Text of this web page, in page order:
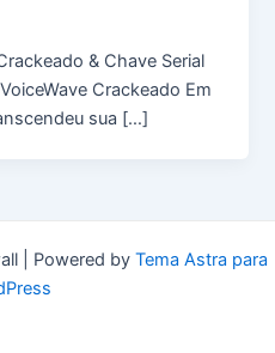
& Chave Serial
Crackeado Em
sua […]
| Powered by Tema Astra para